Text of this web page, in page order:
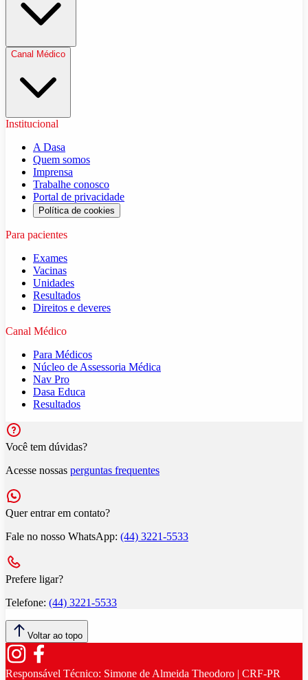
Canal Médico
Institucional
A Dasa
Quem somos
Imprensa
Trabalhe conosco
Portal de privacidade
Política de cookies
Para pacientes
Exames
Vacinas
Unidades
Resultados
Direitos e deveres
Canal Médico
Para Médicos
Núcleo de Assessoria Médica
Nav Pro
Dasa Educa
Resultados
Você tem dúvidas?
Acesse nossas perguntas frequentes
Quer entrar em contato?
Fale no nosso WhatsApp: (44) 3221-5533
Prefere ligar?
Telefone: (44) 3221-5533
Voltar ao topo
Responsável Técnico: Simone de Almeida Theodoro | CRF-PR